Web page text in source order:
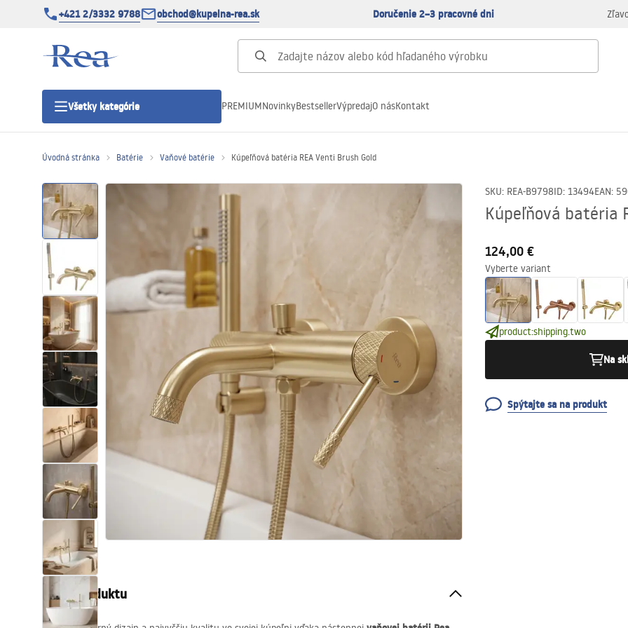
+421 2/3332 9788 obchod@kupelna-rea.sk Doručenie 2–3 pracovné dni
Všetky kategórie
Sprchové dvere
Sprchové žľaby
Umývadlá
Vaňa so zástenou
Batérie
Sprchy
Kuchyňa
Kúpeľňové doplnky a nábytok
PREMIUMNovinkyBestsellerVýpredajO násKontakt
Úvodná stránka Batérie Vaňové batérie Kúpeľňová batéria REA Venti Brush Gold
SKU: REA-B9798ID: 13494EAN:
Kúpeľňová batéria
124,00 €
Vyberte variant
product:shipping.two
Na
Spýtajte sa na produkt
Popis produktu